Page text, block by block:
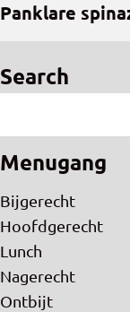
Panklare
Search
Menugang
Bijgerecht
Hoofdgerecht
Lunch
Nagerecht
Ontbijt